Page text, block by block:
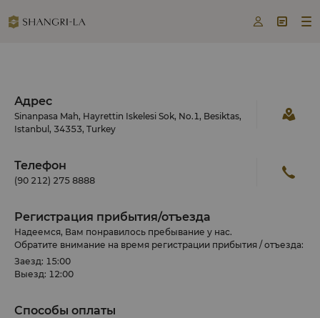
  
Адрес
Sinanpasa Mah, Hayrettin Iskelesi Sok, No.1, Besiktas,
Istanbul, 34353, Turkey
Телефон
(90 212) 275 8888
Регистрация прибытия/отъезда
Надеемся, Вам понравилось пребывание у нас.
Обратите внимание на время регистрации прибытия / отъезда:
Заезд: 15:00
Выезд: 12:00
Способы оплаты